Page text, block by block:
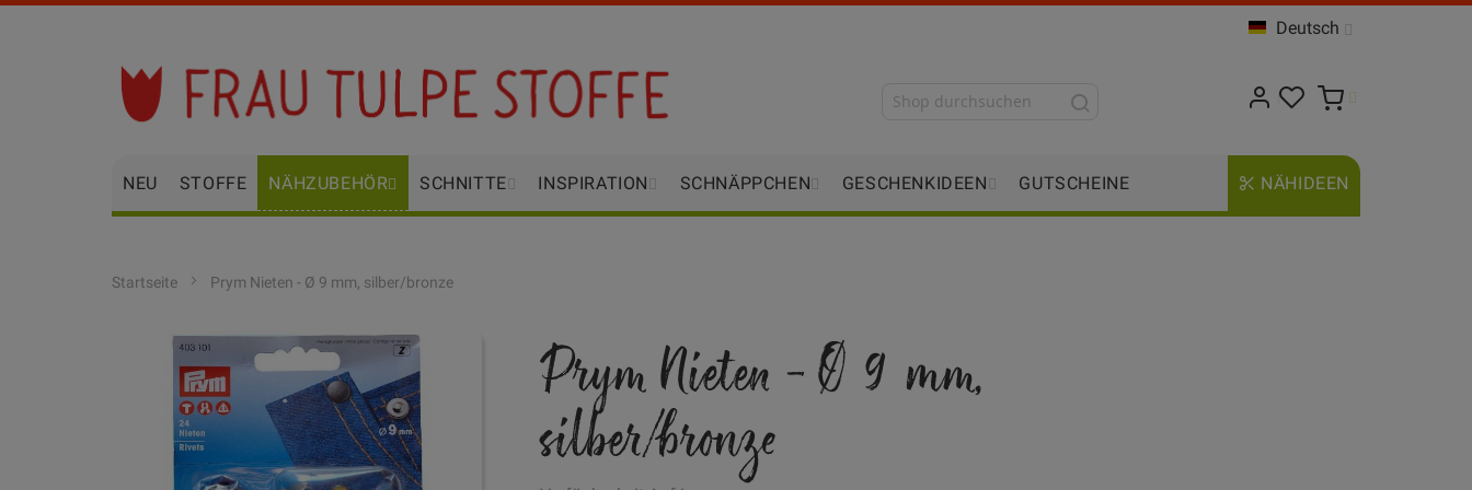
Inhalt
springen
Deutsch
NEU STOFFE NÄHZUBEHÖR SCHNITTE INSPIRATION SCHNÄPPCHEN GESCHENKIDEEN GUTSCHEINE NÄHIDEEN
Startseite Prym Nieten - Ø 9 mm, silber/bronze
Bildgalerie
springen
Prym Nieten - Ø 9 mm,
silber/bronze